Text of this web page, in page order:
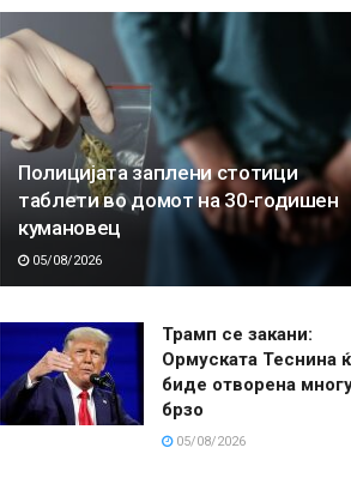
Полицијата заплени стотици
таблети во домот на 30-годишен
кумановец
05/08/2026
Трамп се закани:
Ормуската Теснина
биде отворена
брзо
05/08/2026